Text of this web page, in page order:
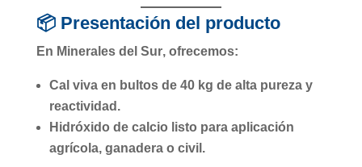
📦 Presentación del producto
En Minerales del Sur, ofrecemos:
Cal vivaen bultos de 40 kg de alta pureza y
reactividad.
Hidróxido de calcio listo para aplicación
agrícola, ganadera o civil.